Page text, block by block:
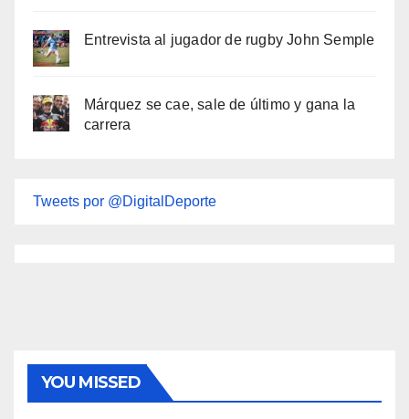
Entrevista al jugador de rugby John Semple
Márquez se cae, sale de último y gana la
carrera
Tweets por @DigitalDeporte
YOU MISSED